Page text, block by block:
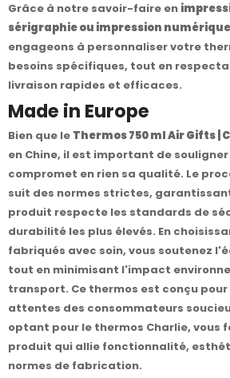
Grâce à notre savoir-faire en
sérigraphie ou impression numérique
engageons à personnaliser votre
besoins spécifiques, tout en
livraison rapides et efficaces.
Made in Europe
Bien que le Thermos 750 ml Air Gifts |
en Chine, il est important de
compromet en rien sa qualité. Le
suit des normes strictes,
produit respecte les standards de
durabilité les plus élevés. En
fabriqués avec soin, vous soutenez
tout en minimisant l'impact
transport. Ce thermos est conçu
attentes des consommateurs
optant pour le thermos Charlie, vous
produit qui allie fonctionnalité,
normes de fabrication.